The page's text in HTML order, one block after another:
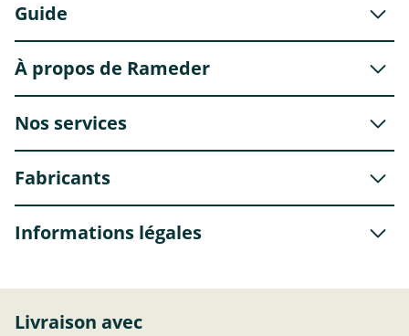
Guide
À propos de Rameder
Nos services
Fabricants
Informations légales
Livraison avec